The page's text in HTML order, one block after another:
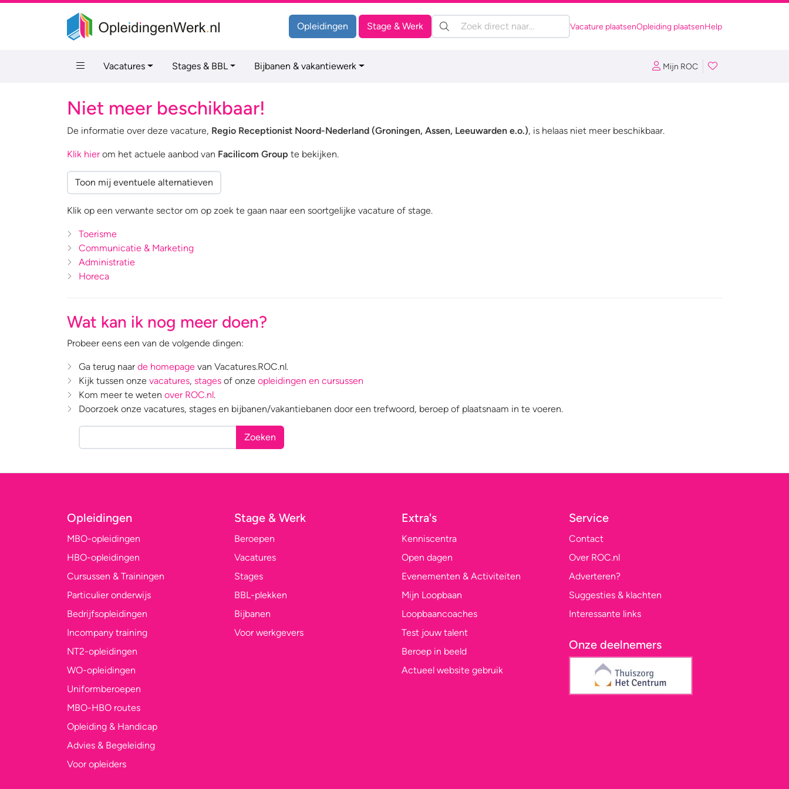
Opleidingen Stage & Werk Zoeken: Vacature plaatsenOpleiding plaatsenHelp
Vacatures Stages & BBL Bijbanen & vakantiewerk Mijn ROC
Niet meer beschikbaar!
De informatie over deze vacature, Regio Receptionist Noord-Nederland (Groningen, Assen, Leeuwarden e.o.), is helaas niet meer beschikbaar.
Klik hierom het actuele aanbod van Facilicom Group te bekijken.
Toon mij eventuele alternatieven
Klik op een verwante sector om op zoek te gaan naar een soortgelijke vacature of stage.
Toerisme
Communicatie & Marketing
Administratie
Horeca
Wat kan ik nog meer doen?
Probeer eens een van de volgende dingen:
Ga terug naar de homepage van Vacatures.ROC.nl.
Kijk tussen onze vacatures, stages of onze opleidingen en cursussen
Kom meer te weten over ROC.nl.
Doorzoek onze vacatures, stages en bijbanen/vakantiebanen door een trefwoord, beroep of plaatsnaam in te voeren.
Zoeken
Opleidingen
MBO-opleidingen
HBO-opleidingen
Cursussen & Trainingen
Particulier onderwijs
Bedrijfsopleidingen
Incompany training
NT2-opleidingen
WO-opleidingen
Uniformberoepen
MBO-HBO routes
Opleiding & Handicap
Advies & Begeleiding
Voor opleiders
Stage & Werk
Beroepen
Vacatures
Stages
BBL-plekken
Bijbanen
Voor werkgevers
Extra's
Kenniscentra
Open dagen
Evenementen & Activiteiten
Mijn Loopbaan
Loopbaancoaches
Test jouw talent
Beroep in beeld
Actueel website gebruik
Service
Contact
Over ROC.nl
Adverteren?
Suggesties & klachten
Interessante links
Onze deelnemers